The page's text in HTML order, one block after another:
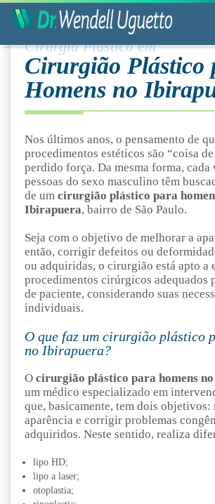
Cirurgia Plástica em
Cirurgião Plástico
Homens no
Nos últimos anos, o pensamento de
procedimentos estéticos são “coisa
perdido força. Da mesma forma, cada
pessoas do sexo masculino têm
de um cirurgião plástico para
Ibirapuera, bairro de São Paulo.
Seja com o objetivo de melhorar a
então, corrigir defeitos ou
ou adquiridas, o cirurgião está apto a
procedimentos cirúrgicos adequados
de paciente, considerando suas
individuais.
O que faz um cirurgião plástico
no Ibirapuera?
O cirurgião plástico para homens
um médico especializado em
que, basicamente, tem dois objetivos:
aparência e corrigir problemas
adquiridos. Neste sentido, realiza
lipo HD;
lipo a laser;
otoplastia;